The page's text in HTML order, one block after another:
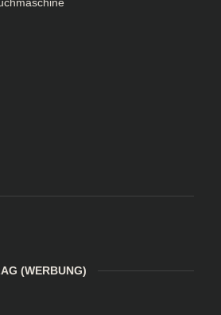
(WERBUNG)